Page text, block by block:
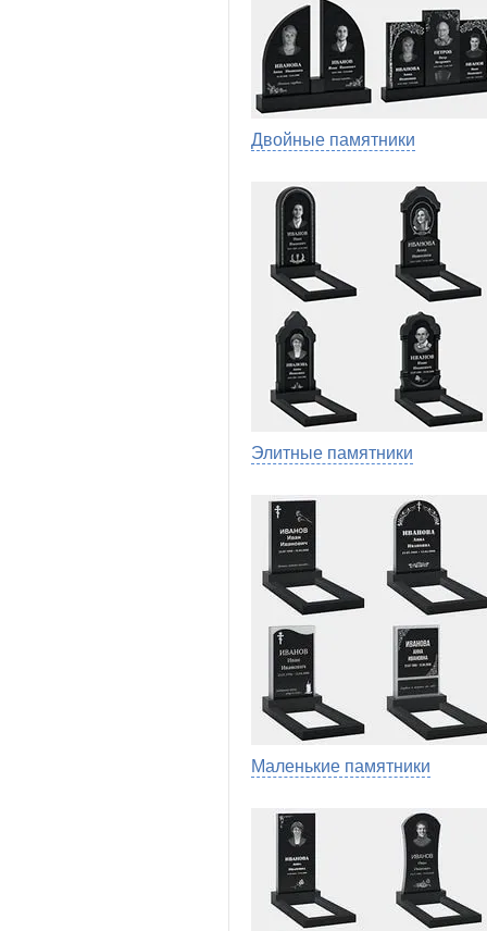
Двойные памятники
Элитные памятники
Маленькие памятники